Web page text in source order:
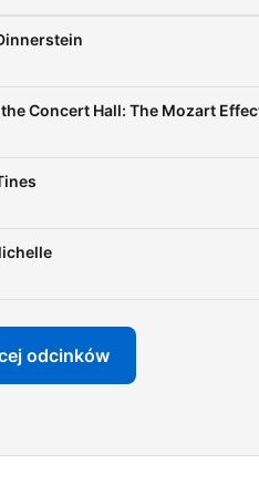
Concert Hall: The Mozart
odcinków